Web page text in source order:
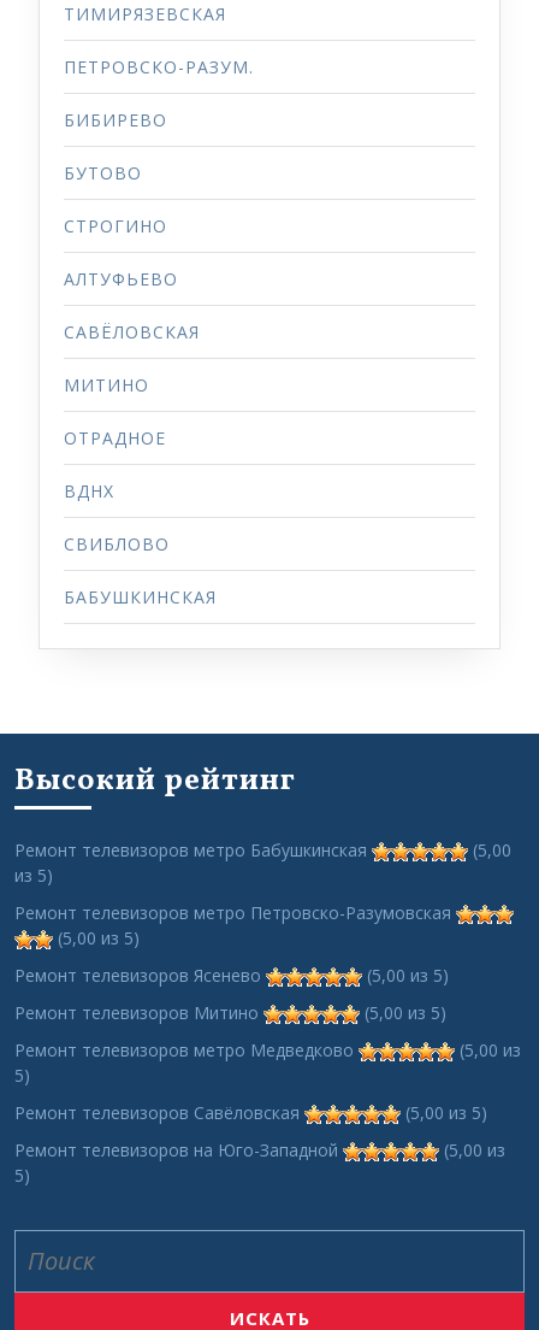
ТИМИРЯЗЕВСКАЯ
ПЕТРОВСКО-РАЗУМ.
БИБИРЕВО
БУТОВО
СТРОГИНО
АЛТУФЬЕВО
САВЁЛОВСКАЯ
МИТИНО
ОТРАДНОЕ
ВДНХ
СВИБЛОВО
БАБУШКИНСКАЯ
Высокий рейтинг
Ремонт телевизоров метро Бабушкинская
(5,00
из 5)
Ремонт телевизоров метро Петровско-Разумовская
(5,00 из 5)
Ремонт телевизоров Ясенево
(5,00 из 5)
Ремонт телевизоров Митино
(5,00 из 5)
Ремонт телевизоров метро Медведково
(5,00 из
5)
Ремонт телевизоров Савёловская
(5,00 из 5)
Ремонт телевизоров на Юго-Западной
(5,00 из
5)
for: